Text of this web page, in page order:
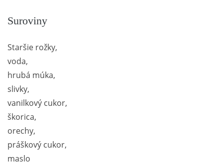
Suroviny
Staršie rožky,
voda,
hrubá múka,
slivky,
vanilkový cukor,
škorica,
orechy,
práškový cukor,
maslo